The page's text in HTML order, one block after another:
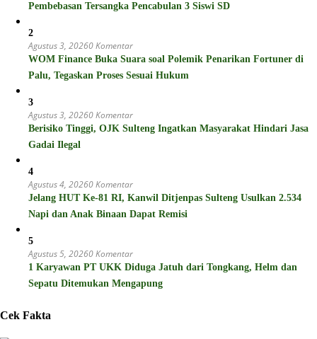
Pembebasan Tersangka Pencabulan 3 Siswi SD
2
Agustus 3, 20260 Komentar
WOM Finance Buka Suara soal Polemik Penarikan Fortuner di
Palu, Tegaskan Proses Sesuai Hukum
3
Agustus 3, 20260 Komentar
Berisiko Tinggi, OJK Sulteng Ingatkan Masyarakat Hindari Jasa
Gadai Ilegal
4
Agustus 4, 20260 Komentar
Jelang HUT Ke-81 RI, Kanwil Ditjenpas Sulteng Usulkan 2.534
Napi dan Anak Binaan Dapat Remisi
5
Agustus 5, 20260 Komentar
1 Karyawan PT UKK Diduga Jatuh dari Tongkang, Helm dan
Sepatu Ditemukan Mengapung
Cek Fakta